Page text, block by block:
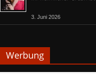
3. Juni 2026
Werbung